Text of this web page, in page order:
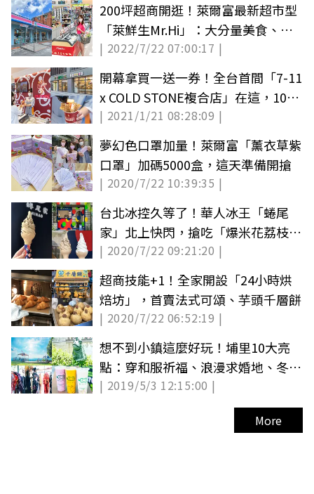
200坪超商開逛！萊爾富最新超市型
「萊鮮生Mr.Hi」：大分量美食、百
款素食
| 2022/7/22 07:00:17 |
開幕拿買一送一券！全台首間「7-11
x COLD STONE複合店」在這，10款
冰品獨家吃
| 2021/1/21 08:28:09 |
夢幻色口罩加量！萊爾富「薰衣草紫
口罩」加碼5000盒，這天準備開搶
| 2020/7/22 10:39:35 |
台北冰控久等了！華人冰王「蜷尾
家」北上快閃，搶吃「爆米花荔枝蜜
紅茶霜淇淋」
| 2020/7/22 09:21:20 |
超商技能+1！全家開設「24小時烘
焙坊」，首賣法式可頌、芋頭千層餅
| 2020/7/22 06:52:19 |
想不到小鎮這麼好玩！埔里10大亮
點：穿和服祈福、浪漫求婚地、冬瓜
珍珠奶
| 2019/5/3 12:15:00 |
More